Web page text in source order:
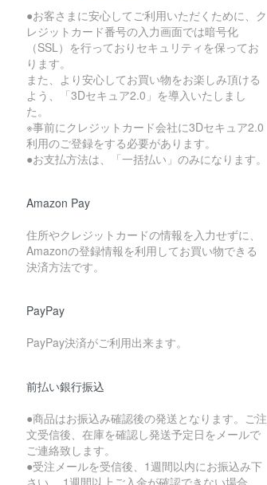
●お客さまに安心してご利用いただくために、ク
レジットカード番号の入力画面では暗号化
（SSL）を行っておりセキュリティを保ってお
ります。
また、より安心してお買い物をお楽しみ頂ける
よう、「3Dセキュア2.0」を導入いたしまし
た。
※事前にクレジットカード会社に3Dセキュア2.0
利用のご登録をする必要があります。
●お支払方法は、「一括払い」のみになります。
Amazon Pay
住所やクレジットカードの情報を入力せずに、
Amazonの登録情報を利用してお買い物できる
決済方法です。
PayPay
PayPay決済がご利用出来ます。
前払い銀行振込
●商品はお振込み確認後の発送となります。ご注
文受信後、在庫を確認し発送予定日をメールで
ご連絡致します。
●受注メールを受信後、1週間以内にお振込み下